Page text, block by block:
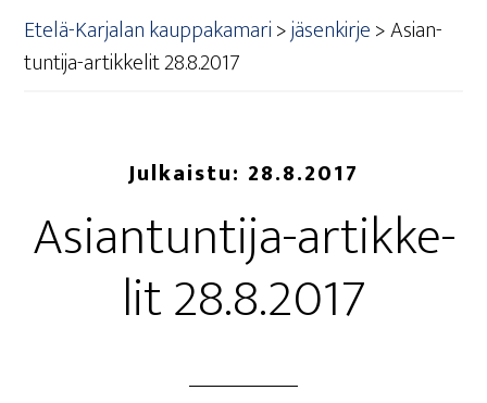
Etelä-Karjalan kauppakamari>jäsenkirje>Asian­
tun­ti­ja-artik­ke­lit 28.8.2017
Julkaistu: 28.8.2017
Asian­tun­ti­ja-artik­ke­
lit 28.8.2017